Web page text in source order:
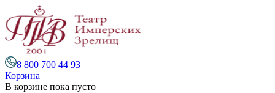
8 800 700 44 93
Корзина
В корзине пока пусто